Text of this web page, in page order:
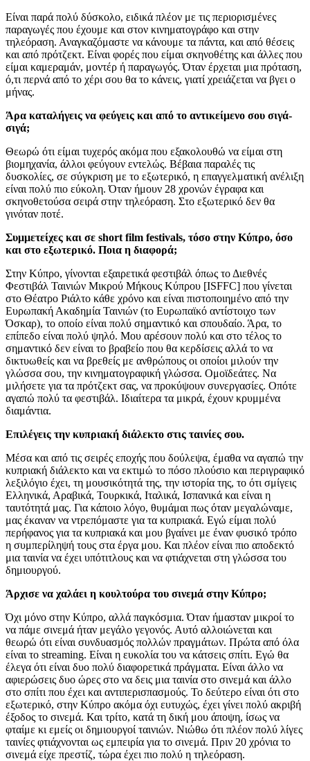
Είναι παρά πολύ δύσκολο, ειδικά πλέον με τις περιορισμένες
παραγωγές που έχουμε και στον κινηματογράφο και στην
τηλεόραση. Αναγκαζόμαστε να κάνουμε τα πάντα, και από θέσεις
και από πρότζεκτ. Είναι φορές που είμαι σκηνοθέτης και άλλες που
είμαι καμεραμάν, μοντέρ ή παραγωγός. Όταν έρχεται μια πρόταση,
ό,τι περνά από το χέρι σου θα το κάνεις, γιατί χρειάζεται να βγει ο
μήνας.
Άρα καταλήγεις να φεύγεις και από το αντικείμενο σου σιγά-
σιγά;
Θεωρώ ότι είμαι τυχερός ακόμα που εξακολουθώ να είμαι στη
βιομηχανία, άλλοι φεύγουν εντελώς. Βέβαια παραλές τις
δυσκολίες, σε σύγκριση με το εξωτερικό, η επαγγελματική ανέλιξη
είναι πολύ πιο εύκολη. Όταν ήμουν 28 χρονών έγραφα και
σκηνοθετούσα σειρά στην τηλεόραση. Στο εξωτερικό δεν θα
γινόταν ποτέ.
Συμμετείχες και σε short film festivals, τόσο στην Κύπρο, όσο
και στο εξωτερικό. Ποια η διαφορά;
Στην Κύπρο, γίνονται εξαιρετικά φεστιβάλ όπως το Διεθνές
Φεστιβάλ Ταινιών Μικρού Μήκους Κύπρου [ISFFC] που γίνεται
στο Θέατρο Ριάλτο κάθε χρόνο και είναι πιστοποιημένο από την
Ευρωπακή Ακαδημία Ταινιών (το Ευρωπαϊκό αντίστοιχο των
Όσκαρ), το οποίο είναι πολύ σημαντικό και σπουδαίο. Άρα, το
επίπεδο είναι πολύ ψηλό. Μου αρέσουν πολύ και στο τέλος το
σημαντικό δεν είναι το βραβείο που θα κερδίσεις αλλά το να
δικτυωθείς και να βρεθείς με ανθρώπους οι οποίοι μιλούν την
γλώσσα σου, την κινηματογραφική γλώσσα. Ομοϊδεάτες. Να
μιλήσετε για τα πρότζεκτ σας, να προκύψουν συνεργασίες. Οπότε
αγαπώ πολύ τα φεστιβάλ. Ιδιαίτερα τα μικρά, έχουν κρυμμένα
διαμάντια.
Επιλέγεις την κυπριακή διάλεκτο στις ταινίες σου.
Μέσα και από τις σειρές εποχής που δούλεψα, έμαθα να αγαπώ την
κυπριακή διάλεκτο και να εκτιμώ το πόσο πλούσιο και περιγραφικό
λεξιλόγιο έχει, τη μουσικότητά της, την ιστορία της, το ότι σμίγεις
Ελληνικά, Αραβικά, Τουρκικά, Ιταλικά, Ισπανικά και είναι η
ταυτότητά μας. Για κάποιο λόγο, θυμάμαι πως όταν μεγαλώναμε,
μας έκαναν να ντρεπόμαστε για τα κυπριακά. Εγώ είμαι πολύ
περήφανος για τα κυπριακά και μου βγαίνει με έναν φυσικό τρόπο
η συμπερίληψή τους στα έργα μου. Και πλέον είναι πιο αποδεκτό
μια ταινία να έχει υπότιτλους και να φτιάχνεται στη γλώσσα του
δημιουργού.
Άρχισε να χαλάει η κουλτούρα του σινεμά στην Κύπρο;
Όχι μόνο στην Κύπρο, αλλά παγκόσμια. Όταν ήμασταν μικροί το
να πάμε σινεμά ήταν μεγάλο γεγονός. Αυτό αλλοιώνεται και
θεωρώ ότι είναι συνδυασμός πολλών πραγμάτων. Πρώτα από όλα
είναι το streaming. Είναι η ευκολία του να κάτσεις σπίτι. Εγώ θα
έλεγα ότι είναι δυο πολύ διαφορετικά πράγματα. Είναι άλλο να
αφιερώσεις δυο ώρες στο να δεις μια ταινία στο σινεμά και άλλο
στο σπίτι που έχει και αντιπερισπασμούς. Το δεύτερο είναι ότι στο
εξωτερικό, στην Κύπρο ακόμα όχι ευτυχώς, έχει γίνει πολύ ακριβή
έξοδος το σινεμά. Και τρίτο, κατά τη δική μου άποψη, ίσως να
φταίμε κι εμείς οι δημιουργοί ταινιών. Νιώθω ότι πλέον πολύ λίγες
ταινίες φτιάχνονται ως εμπειρία για το σινεμά. Πριν 20 χρόνια το
σινεμά είχε πρεστίζ, τώρα έχει πιο πολύ η τηλεόραση.